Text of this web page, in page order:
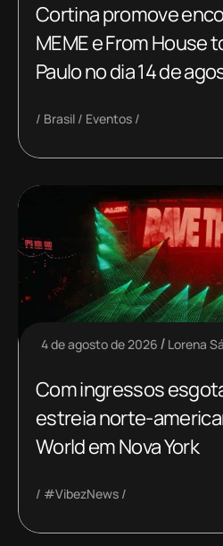
Cortina promove
MEME e From House
Paulo no dia 14 de
Brasil Eventos
4 de agosto de 2026 Lorena Sá
Com ingressos
estreia norte-
World em Nova York
#VibezNews